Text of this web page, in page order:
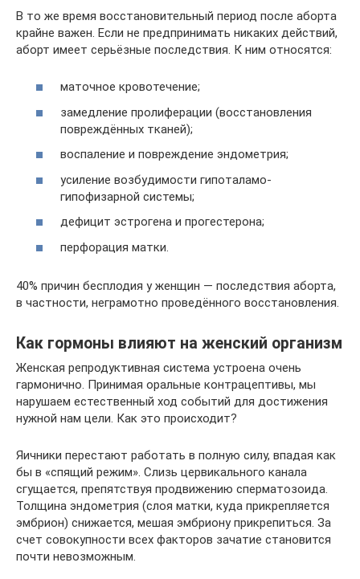
В то же время восстановительный период после аборта
крайне важен. Если не предпринимать никаких действий,
аборт имеет серьёзные последствия. К ним относятся:
маточное кровотечение;
замедление пролиферации (восстановления
повреждённых тканей);
воспаление и повреждение эндометрия;
усиление возбудимости гипоталамо-
гипофизарной системы;
дефицит эстрогена и прогестерона;
перфорация матки.
40% причин бесплодия у женщин — последствия аборта,
в частности, неграмотно проведённого восстановления.
Как гормоны влияют на женский организм
Женская репродуктивная система устроена очень
гармонично. Принимая оральные контрацептивы, мы
нарушаем естественный ход событий для достижения
нужной нам цели. Как это происходит?
Яичники перестают работать в полную силу, впадая как
бы в «спящий режим». Слизь цервикального канала
сгущается, препятствуя продвижению сперматозоида.
Толщина эндометрия (слоя матки, куда прикрепляется
эмбрион) снижается, мешая эмбриону прикрепиться. За
счет совокупности всех факторов зачатие становится
почти невозможным.